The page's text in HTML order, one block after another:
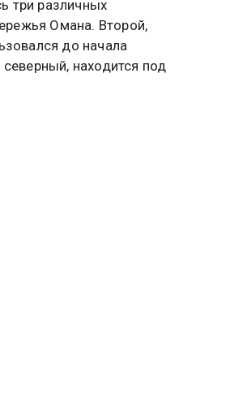
три различных
Омана. Второй,
до начала
находится под